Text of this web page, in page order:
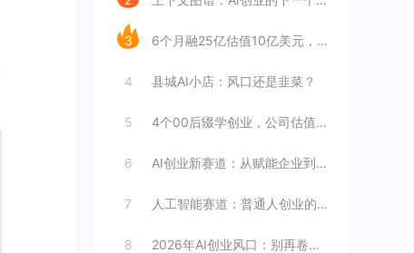
3 6个月融25亿估值10亿美元，王长虎增长
4 县城AI小店：风口还是韭菜？
5 4个00后辍学创业，公司估值4099亿
6 AI创业新赛道：从赋能企业到赋能个人
7 人工智能赛道：普通人创业的合适选择
8 2026年AI创业风口：别再卷大模型